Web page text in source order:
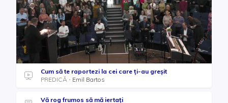
Cum să te raportezi la cei care ți-au greșit
PREDICĂ
Emil Bartos
Vă rog frumos să mă iertați